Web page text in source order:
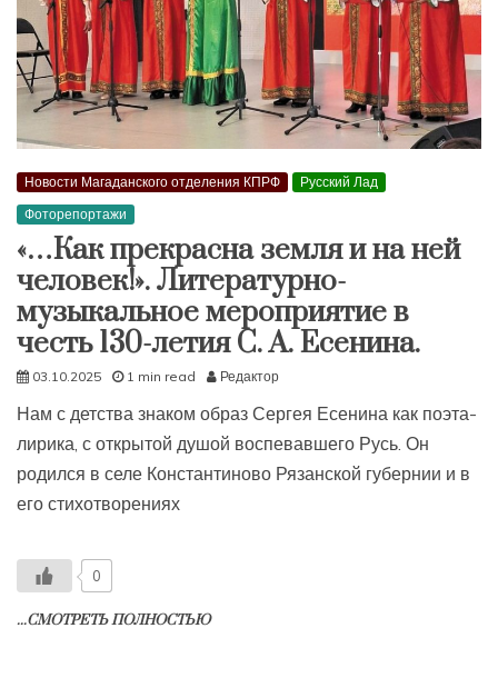
Новости Магаданского отделения КПРФ
Русский Лад
Фоторепортажи
«…Как прекрасна земля и на ней
человек!». Литературно-
музыкальное мероприятие в
честь 130-летия С. А. Есенина.
03.10.2025 1 min read Редактор
Нам с детства знаком образ Сергея Есенина как поэта-
лирика, с открытой душой воспевавшего Русь. Он
родился в селе Константиново Рязанской губернии и в
его стихотворениях
0
...СМОТРЕТЬ ПОЛНОСТЬЮ